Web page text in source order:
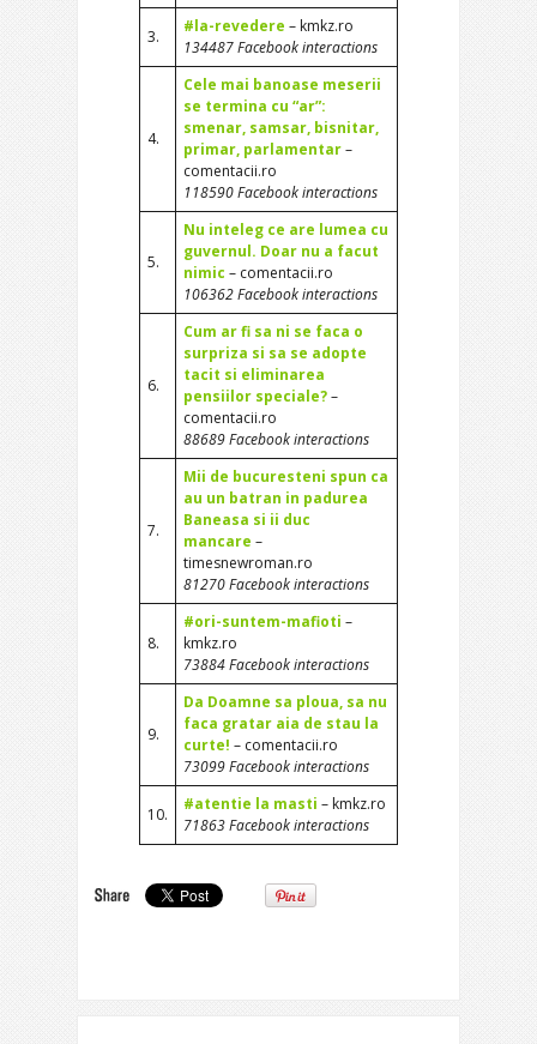
3.
#la-revedere – kmkz.ro
134487 Facebook interactions
4.
Cele mai banoase meserii
se termina cu “ar”:
smenar, samsar, bisnitar,
primar, parlamentar–
comentacii.ro
118590 Facebook interactions
5.
Nu inteleg ce are lumea cu
guvernul. Doar nu a facut
nimic – comentacii.ro
106362 Facebook interactions
6.
Cum ar fi sa ni se faca o
surpriza si sa se adopte
tacit si eliminarea
pensiilor speciale?–
comentacii.ro
88689 Facebook interactions
7.
Mii de bucuresteni spun ca
au un batran in padurea
Baneasa si ii duc
mancare –
timesnewroman.ro
81270 Facebook interactions
8.
#ori-suntem-mafioti –
kmkz.ro
73884 Facebook interactions
9.
Da Doamne sa ploua, sa nu
faca gratar aia de stau la
curte! – comentacii.ro
73099 Facebook interactions
10.
#atentie la masti – kmkz.ro
71863 Facebook interactions